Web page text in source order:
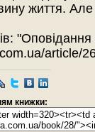
життя. Але
article/
книжки: